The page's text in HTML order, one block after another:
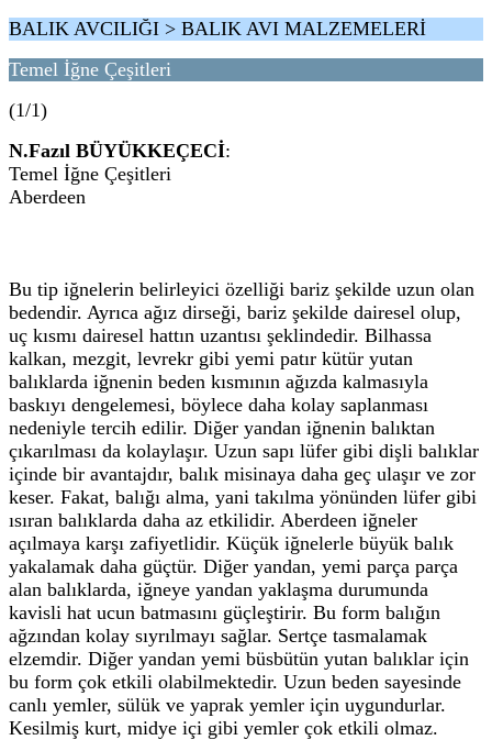
BALIK AVCILIĞI > BALIK AVI MALZEMELERİ
Temel İğne Çeşitleri
(1/1)
N.Fazıl BÜYÜKKEÇECİ:
Temel İğne Çeşitleri
Aberdeen
Bu tip iğnelerin belirleyici özelliği bariz şekilde uzun olan
bedendir. Ayrıca ağız dirseği, bariz şekilde dairesel olup,
uç kısmı dairesel hattın uzantısı şeklindedir. Bilhassa
kalkan, mezgit, levrekr gibi yemi patır kütür yutan
balıklarda iğnenin beden kısmının ağızda kalmasıyla
baskıyı dengelemesi, böylece daha kolay saplanması
nedeniyle tercih edilir. Diğer yandan iğnenin balıktan
çıkarılması da kolaylaşır. Uzun sapı lüfer gibi dişli balıklar
içinde bir avantajdır, balık misinaya daha geç ulaşır ve zor
keser. Fakat, balığı alma, yani takılma yönünden lüfer gibi
ısıran balıklarda daha az etkilidir. Aberdeen iğneler
açılmaya karşı zafiyetlidir. Küçük iğnelerle büyük balık
yakalamak daha güçtür. Diğer yandan, yemi parça parça
alan balıklarda, iğneye yandan yaklaşma durumunda
kavisli hat ucun batmasını güçleştirir. Bu form balığın
ağzından kolay sıyrılmayı sağlar. Sertçe tasmalamak
elzemdir. Diğer yandan yemi büsbütün yutan balıklar için
bu form çok etkili olabilmektedir. Uzun beden sayesinde
canlı yemler, sülük ve yaprak yemler için uygundurlar.
Kesilmiş kurt, midye içi gibi yemler çok etkili olmaz.